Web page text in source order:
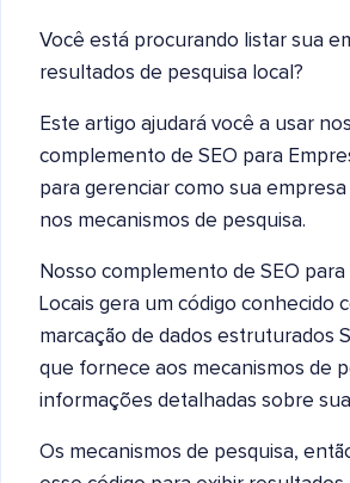
Você está procurando listar sua
resultados de pesquisa local?
Este artigo ajudará você a usar
complemento de SEO para
para gerenciar como sua
nos mecanismos de pesquisa.
Nosso complemento de SEO para
Locais gera um código conhecido
marcação de dados estruturados
que fornece aos mecanismos de
informações detalhadas sobre
Os mecanismos de pesquisa,